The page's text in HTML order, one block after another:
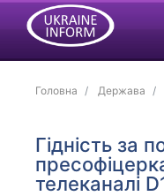
Головна Держава
Гідність за
телеканалі